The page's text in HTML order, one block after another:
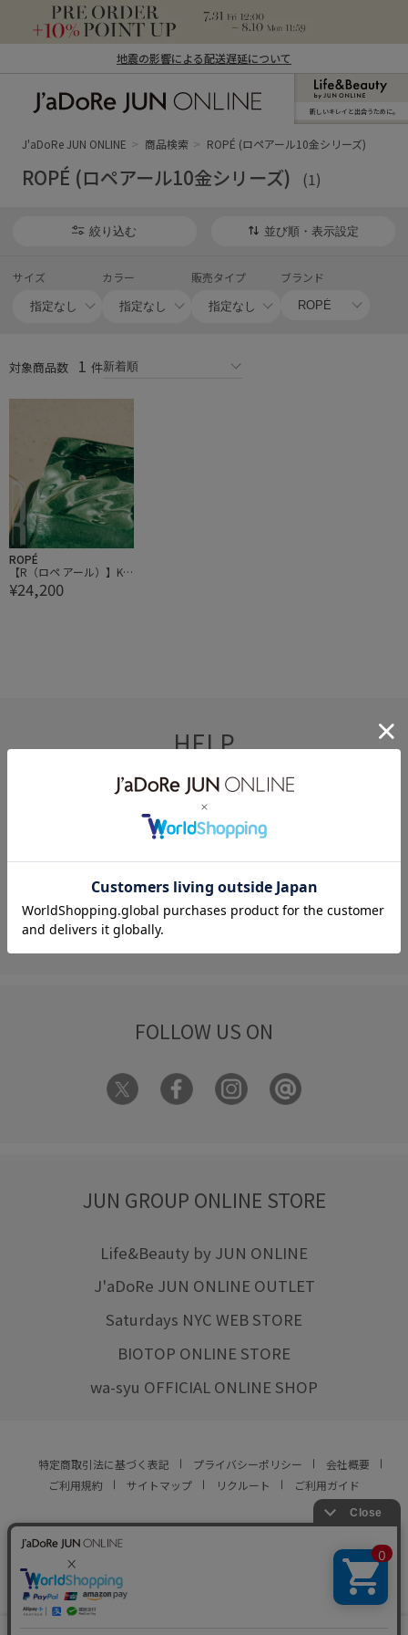
地震の影響による配送遅延について
ン オンライン）
新しいキレイと出合うために。
J'aDoRe JUN ONLINE 商品検索 ROPÉ (ロペアール10金シリーズ)
ROPÉ (ロペアール10金シリーズ) (1)
絞り込む 並び順・表示設定
サイズ カラー 販売タイプ ブランド
対象商品数 1 件
ROPÉ
【R（ロペ アール）】K1
0 アコヤパール1粒ショ
ートネックレス
¥24,200
HELP
何かお困りですか？
FAQ
お問い合わせ
フォーム
FOLLOW US ON
JUN GROUP ONLINE STORE
Life&Beauty by JUN ONLINE
J'aDoRe JUN ONLINE OUTLET
Saturdays NYC WEB STORE
BIOTOP ONLINE STORE
wa-syu OFFICIAL ONLINE SHOP
特定商取引法に基づく表記 プライバシーポリシー
会社概要
ご利用規約
サイトマップ リクルート ご利用ガイド
© JUN CO.,LTD. ALL RIGHTS RESERVED.